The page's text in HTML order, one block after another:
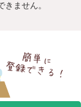
ません。